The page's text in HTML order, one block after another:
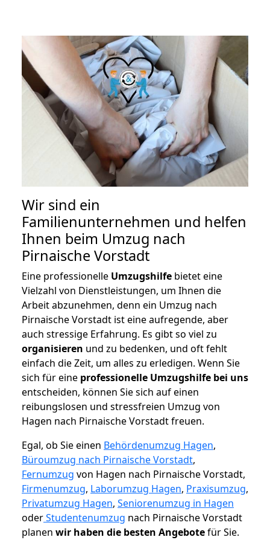
Wir sind ein
Familienunternehmen und helfen
Ihnen beim Umzug nach
Pirnaische Vorstadt
Eine professionelle Umzugshilfe bietet eine
Vielzahl von Dienstleistungen, um Ihnen die
Arbeit abzunehmen, denn ein Umzug nach
Pirnaische Vorstadt ist eine aufregende, aber
auch stressige Erfahrung. Es gibt so viel zu
organisieren und zu bedenken, und oft fehlt
einfach die Zeit, um alles zu erledigen. Wenn Sie
sich für eine professionelle Umzugshilfe bei uns
entscheiden, können Sie sich auf einen
reibungslosen und stressfreien Umzug von
Hagen nach Pirnaische Vorstadt freuen.
Egal, ob Sie einen Behördenumzug Hagen,
Büroumzug nach Pirnaische Vorstadt,
Fernumzug von Hagen nach Pirnaische Vorstadt,
Firmenumzug, Laborumzug Hagen, Praxisumzug,
Privatumzug Hagen, Seniorenumzug in Hagen
oderStudentenumzug nach Pirnaische Vorstadt
planen wir haben die besten Angebotefür Sie.